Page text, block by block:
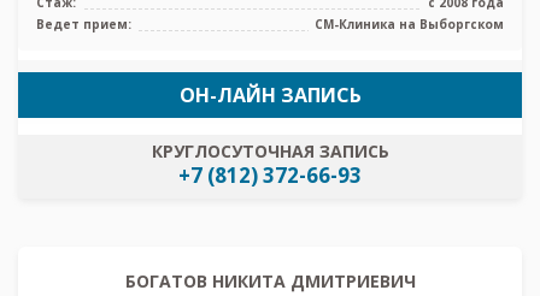
Ведет прием:
СМ-Клиника на Выборгском
ОН-ЛАЙН ЗАПИСЬ
КРУГЛОСУТОЧНАЯ ЗАПИСЬ
+7 (812) 372-66-93
БОГАТОВ НИКИТА ДМИТРИЕВИЧ